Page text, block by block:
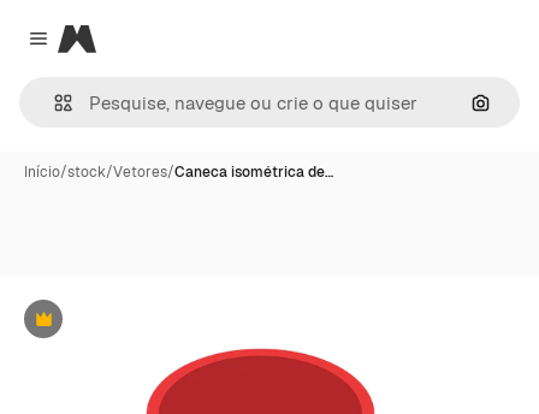
Close menu
Magnific
Início/stock/Vetores/Caneca isométrica de…
Premium